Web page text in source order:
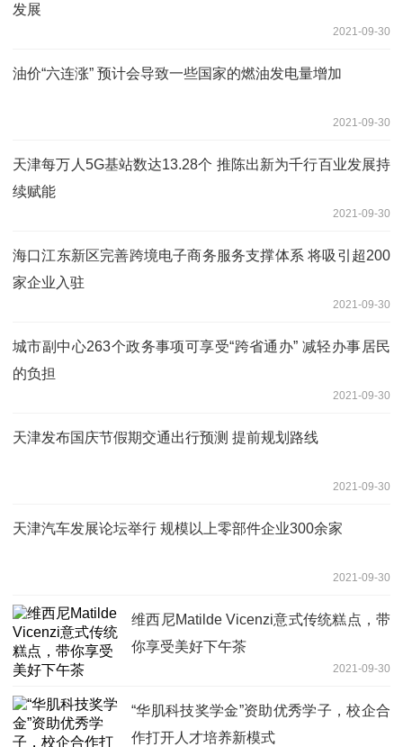
发展
2021-09-30
油价“六连涨” 预计会导致一些国家的燃油发电量增加
2021-09-30
天津每万人5G基站数达13.28个 推陈出新为千行百业发展持
续赋能
2021-09-30
海口江东新区完善跨境电子商务服务支撑体系 将吸引超200
家企业入驻
2021-09-30
城市副中心263个政务事项可享受“跨省通办” 减轻办事居民
的负担
2021-09-30
天津发布国庆节假期交通出行预测 提前规划路线
2021-09-30
天津汽车发展论坛举行 规模以上零部件企业300余家
2021-09-30
维西尼Matilde Vicenzi意式传统糕点，带
你享受美好下午茶
2021-09-30
“华肌科技奖学金”资助优秀学子，校企合
作打开人才培养新模式